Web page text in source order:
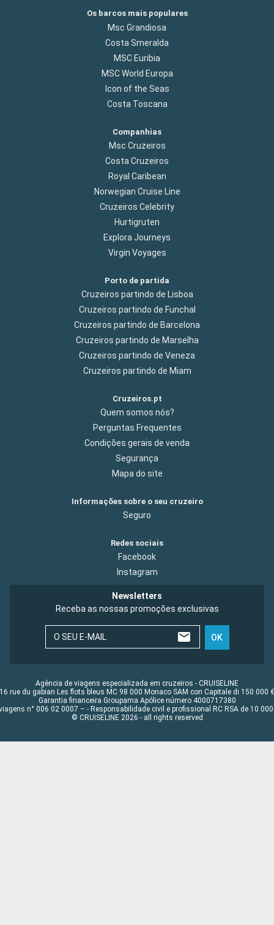
Os barcos mais populares
Msc Grandiosa
Costa Smeralda
MSC Euribia
MSC World Europa
Icon of the Seas
Costa Toscana
Companhias
Msc Cruzeiros
Costa Cruzeiros
Royal Caribean
Norwegian Cruise Line
Cruzeiros Celebrity
Hurtigruten
Explora Journeys
Virgin Voyages
Porto de partida
Cruzeiros partindo de Lisboa
Cruzeiros partindo de Funchal
Cruzeiros partindo de Barcelona
Cruzeiros partindo de Marselha
Cruzeiros partindo de Veneza
Cruzeiros partindo de Miam
Cruzeiros.pt
Quem somos nós?
Perguntas Frequentes
Condições gerais de venda
Segurança
Mapa do site
Informações sobre o seu cruzeiro
Seguro
Redes sociais
Facebook
Instagram
Newsletters
Receba as nossas promoções exclusivas
O SEU E-MAIL OK
Agência de viagens especializada em cruzeiros - CRUISELINE
16 rue du gabian Les flots bleus MC 98 000 Monaco SAM con Capitale di 150 000 €
Garantia financeira Groupama Apólice número 4000717380
n° 006 02 0007 – - Responsabilidade civil e profissional RC RSA de 10 000
© CRUISELINE 2026 - all rights reserved